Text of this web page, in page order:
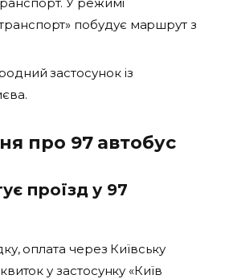
побудує маршрут з
застосунок із
про 97 автобус
проїзд у 97
оплата через Київську
у застосунку «Київ